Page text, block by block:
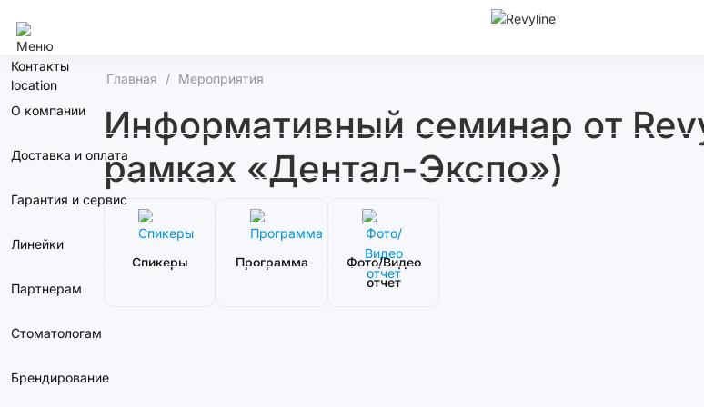
Контакты
О компании
Доставка и оплата
Гарантия и сервис
Линейки
Партнерам
Стоматологам
Брендирование
Главная Мероприятия
Информативный семинар от
рамках «Дентал-Экспо»)
Спикеры Программа
Фото/Видео
отчет